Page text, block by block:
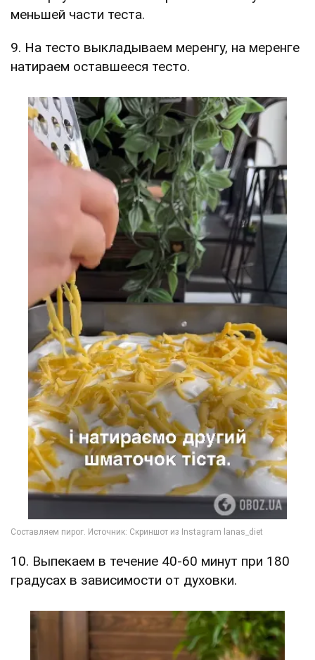
меньшей части теста.
9. На тесто выкладываем меренгу, на меренге
натираем оставшееся тесто.
10. Выпекаем в течение 40-60 минут при 180
градусах в зависимости от духовки.